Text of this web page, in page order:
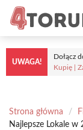
Przejdź
treści
UWAGA!
Dołącz
Kupię |
Strona główna /
Najlepsze Lokale w